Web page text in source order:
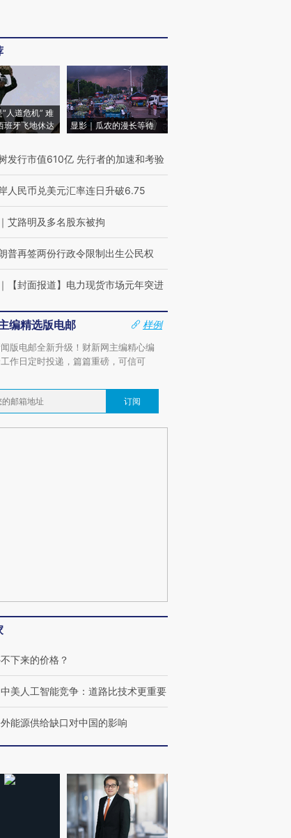
“人道危机” 难
班牙飞地休达
显影｜瓜农的漫长等待
发行市值610亿 先行者的加速和考验
人民币兑美元汇率连日升破6.75
｜ 艾路明及多名股东被拘
普再签两份行政令限制出生公民权
｜ 【封面报道】电力现货市场元年突进
编精选版电邮
样例
版电邮全新升级！财新网主编精心编
作日定时投递，篇篇重磅，可信可
订阅
下来的价格？
中美人工智能竞争：道路比技术更重要
能源供给缺口对中国的影响